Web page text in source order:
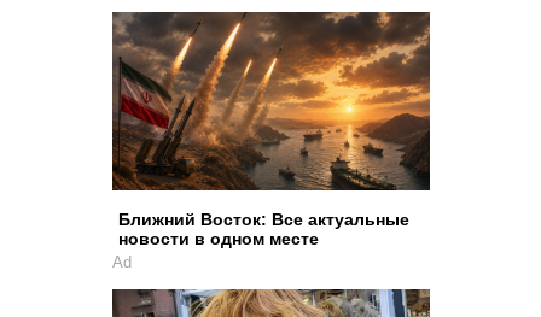
Ближний Восток: Все актуальные
новости в одном месте
Ad